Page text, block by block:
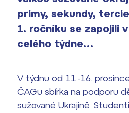
Výsledky 1. kola
2026/2027
Maturitní zkoušky
Europass
FOCUSing
vyhledávání
Bakaláři
Office 365
primy, sekundy,
1. ročníku se zapojili
celého týdne…
V týdnu od 11.-16.
ČAGu sbírka na podporu
sužované Ukrajině. Studenti